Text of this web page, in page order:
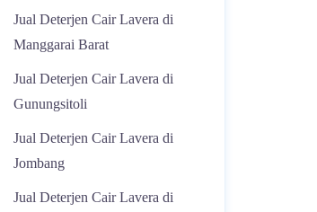
Jual Deterjen Cair Lavera di
Manggarai Barat
Jual Deterjen Cair Lavera di
Gunungsitoli
Jual Deterjen Cair Lavera di
Jombang
Jual Deterjen Cair Lavera di